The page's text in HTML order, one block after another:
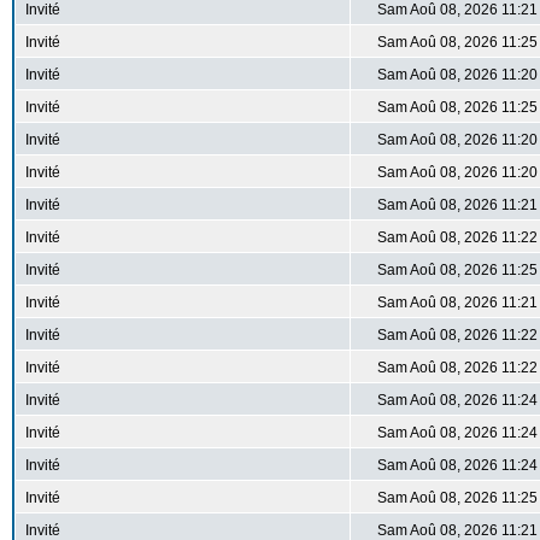
Invité
Sam Aoû 08, 2026
Invité
Sam Aoû 08, 2026
Invité
Sam Aoû 08, 2026
Invité
Sam Aoû 08, 2026
Invité
Sam Aoû 08, 2026
Invité
Sam Aoû 08, 2026
Invité
Sam Aoû 08, 2026
Invité
Sam Aoû 08, 2026
Invité
Sam Aoû 08, 2026
Invité
Sam Aoû 08, 2026
Invité
Sam Aoû 08, 2026
Invité
Sam Aoû 08, 2026
Invité
Sam Aoû 08, 2026
Invité
Sam Aoû 08, 2026
Invité
Sam Aoû 08, 2026
Invité
Sam Aoû 08, 2026
Invité
Sam Aoû 08, 2026